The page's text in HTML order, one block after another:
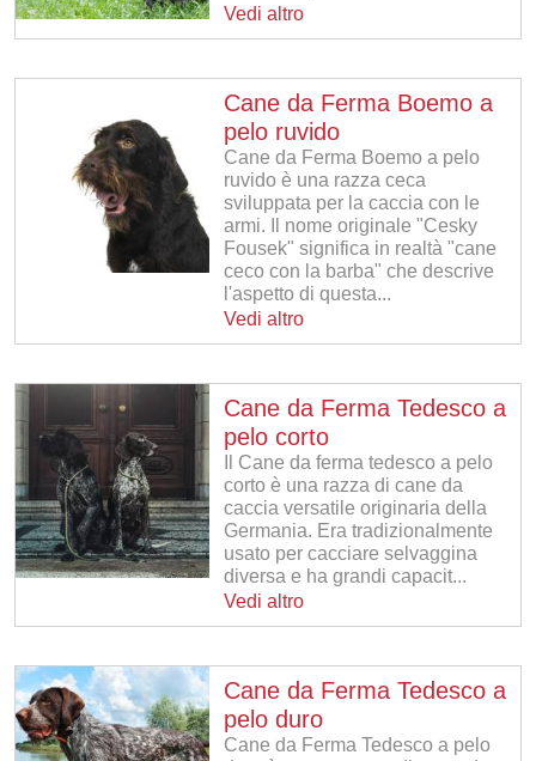
Vedi altro
Cane da Ferma Boemo a
pelo ruvido
Cane da Ferma Boemo a pelo
ruvido è una razza ceca
sviluppata per la caccia con le
armi. Il nome originale "Cesky
Fousek" significa in realtà "cane
ceco con la barba" che descrive
l'aspetto di questa...
Vedi altro
Cane da Ferma Tedesco a
pelo corto
Il Cane da ferma tedesco a pelo
corto è una razza di cane da
caccia versatile originaria della
Germania. Era tradizionalmente
usato per cacciare selvaggina
diversa e ha grandi capacit...
Vedi altro
Cane da Ferma Tedesco a
pelo duro
Cane da Ferma Tedesco a pelo